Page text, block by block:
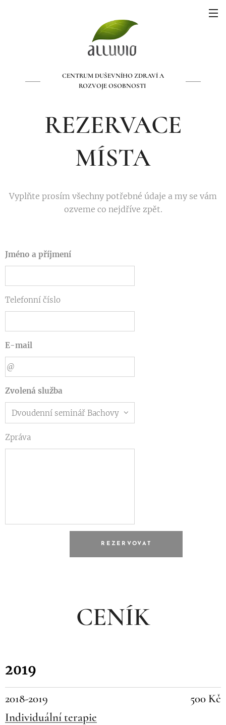
CENTRUM DUŠEVNÍHO ZDRAVÍ A
ROZVOJE OSOBNOSTI
REZERVACE
MÍSTA
Vyplňte prosím všechny potřebné údaje a my se vám
ozveme co nejdříve zpět.
Jméno a příjmení
Telefonní číslo
E-mail
Zvolená služba
Zpráva
REZERVOVAT
CENÍK
2019
2018-2019
Individuální terapie
500 Kč